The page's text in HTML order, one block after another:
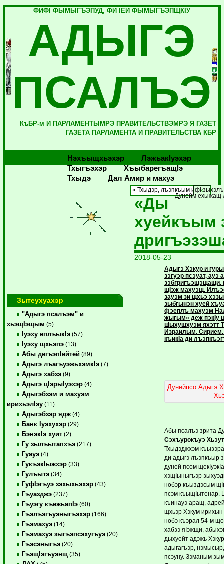
ФИФI ФЫМЫГЪЭПУД, ФИ IЕЙ ФЫМЫГЪЭПЩКIУ
АДЫГЭ
ПСАЛЪЭ
КъБР-м И ПАРЛАМЕНТЫМРЭ ПРАВИТЕЛЬСТВЭМРЭ Я ГАЗЕТ
ГАЗЕТА ПАРЛАМЕНТА И ПРАВИТЕЛЬСТВА КБР
Нэхъыщхьэхэр
Лэжьакlуэхэр
Тхыгъэхэр
Хъыбарегъащlэ
Тхыдэ
Дал Амир и махуэ
Зытеухуахэр
"Адыгэ псалъэм" и
хьэщIэщым (5)
Iуэху еплъыкIэ (57)
Iуэху щхьэпэ (13)
Абы дегъэпIейтей (89)
Адыгэ лъагъуэжьхэмкIэ (7)
Адыгэ хабзэ (9)
Адыгэ цIэрыIуэхэр (4)
Адыгэбзэм и махуэм
ирихьэлIэу (11)
Адыгэбзэр ядж (4)
Банк Iуэхухэр (29)
БэнэкIэ хуит (2)
Гу зылъытапхъэ (217)
Гуауэ (4)
ГукъэкIыжхэр (33)
Гулъытэ (34)
ГуфIэгъуэ зэхыхьэхэр (43)
Гъуазджэ (237)
Гъуэгу къежьапIэ (60)
Гъэлъэгъуэныгъэхэр (166)
Гъэмахуэ (14)
Гъэмахуэ зыгъэпсэхугъуэ (20)
Гъэсэныгъэ (20)
ГъэщIэгъуэнщ (35)
« Тхыдэр, лъэпкъым ифI
Дунейм ехыжащ
«Ды
хуейкъым
2018-05-23
Адыгэ Хэкур и
зэгуэр псэуат, ауэ
щIэж махуэщ.
зауэм зи щхьэ
зыбгынэн хуей
фэеплъ махуэм
жыгым» деж пэкIу
цIыхушхуэм яхэтт
Израилым,
къикIа ди
Дунейпсо Адыгэ
Абы псалъэ зрита
Сэхъурокъуэ
Тхыдэджхэм
ди адыгэ лъэпкъыр
дуней псом
хэщIыныгъэр
нобэр къыздэсым
псэм къыщIытенар.
къинауэ аращ,
щхьэр Хэкум
нобэ къэрал 54-м
хабзэ яIэжщи,
дыхуейт адэжь
адыгагъэр,
псэуну. Зэманым